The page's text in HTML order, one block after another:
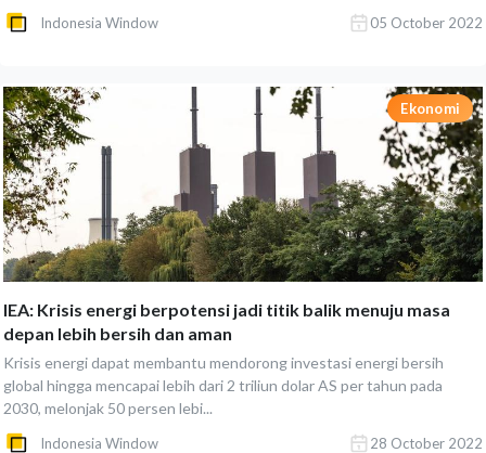
Indonesia Window 05 October 2022
Ekonomi
IEA: Krisis energi berpotensi jadi titik balik menuju masa
depan lebih bersih dan aman
Krisis energi dapat membantu mendorong investasi energi bersih
global hingga mencapai lebih dari 2 triliun dolar AS per tahun pada
2030, melonjak 50 persen lebi...
Indonesia Window 28 October 2022